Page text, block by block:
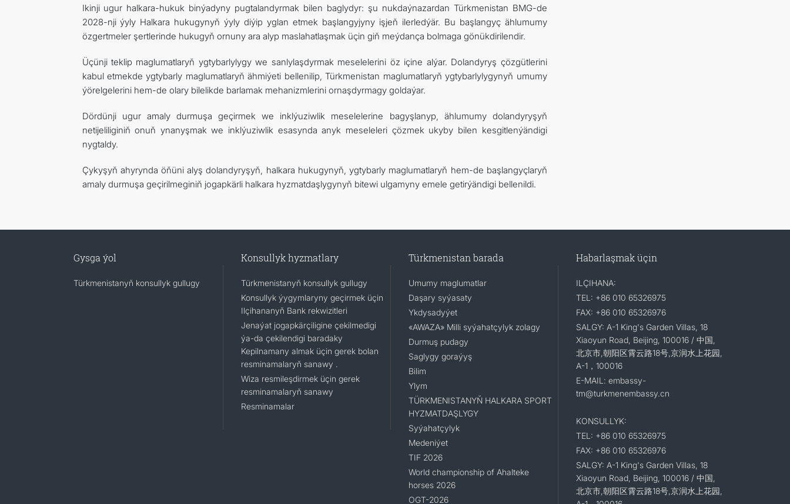
Ikinji ugur halkara-hukuk binýadyny pugtalandyrmak bilen baglydyr: şu nukdaýnazardan Türkmenistan BMG-de
2028-nji ýyly Halkara hukugynyň ýyly diýip yglan etmek başlangyjyny işjeň ilerledýär. Bu başlangyç ählumumy
özgertmeler şertlerinde hukugyň ornuny ara alyp maslahatlaşmak üçin giň meýdança bolmaga gönükdirilendir.
Üçünji teklip maglumatlaryň ygtybarlylygy we sanlylaşdyrmak meselelerini öz içine alýar. Dolandyryş çözgütlerini
kabul etmekde ygtybarly maglumatlaryň ähmiýeti bellenilip, Türkmenistan maglumatlaryň ygtybarlylygynyň umumy
ýörelgelerini hem-de olary bilelikde barlamak mehanizmlerini ornaşdyrmagy goldaýar.
Dördünji ugur amaly durmuşa geçirmek we inklýuziwlik meselelerine bagyşlanyp, ählumumy dolandyryşyň
netijeliliginiň onuň ynanyşmak we inklýuziwlik esasynda anyk meseleleri çözmek ukyby bilen kesgitlenýändigi
nygtaldy.
Çykyşyň ahyrynda öňüni alyş dolandyryşyň, halkara hukugynyň, ygtybarly maglumatlaryň hem-de başlangyçlaryň
amaly durmuşa geçirilmeginiň jogapkärli halkara hyzmatdaşlygynyň bitewi ulgamyny emele getirýändigi bellenildi.
Gysga ýol
Türkmenistanyň konsullyk gullugy
Konsullyk hyzmatlary
Türkmenistanyň konsullyk gullugy
Konsullyk ýygymlaryny geçirmek üçin
Ilçihananyň Bank rekwizitleri
Jenaýat jogapkärçiligine çekilmedigi
ýa-da çekilendigi baradaky
Kepilnamany almak üçin gerek bolan
resminamalaryň sanawy .
Wiza resmileşdirmek üçin gerek
resminamalaryň sanawy
Resminamalar
Türkmenistan barada
Umumy maglumatlar
Daşary syýasaty
Ykdysadyýet
«AWAZA» Milli syýahatçylyk zolagy
Durmuş pudagy
Saglygy goraýyş
Bilim
Ylym
TÜRKMENISTANYŇ HALKARA SPORT
HYZMATDAŞLYGY
Syýahatçylyk
Medeniýet
TIF 2026
World championship of Ahalteke
horses 2026
OGT-2026
Habarlaşmak üçin
ILÇIHANA:
TEL: +86 010 65326975
FAX: +86 010 65326976
SALGY: A-1 King's Garden Villas, 18
Xiaoyun Road, Beijing, 100016 / 中国,
北京市,朝阳区霄云路18号,京润水上花园,
A-1，100016
E-MAIL: embassy-
tm@turkmenembassy.cn
KONSULLYK:
TEL: +86 010 65326975
FAX: +86 010 65326976
SALGY: A-1 King's Garden Villas, 18
Xiaoyun Road, Beijing, 100016 / 中国,
北京市,朝阳区霄云路18号,京润水上花园,